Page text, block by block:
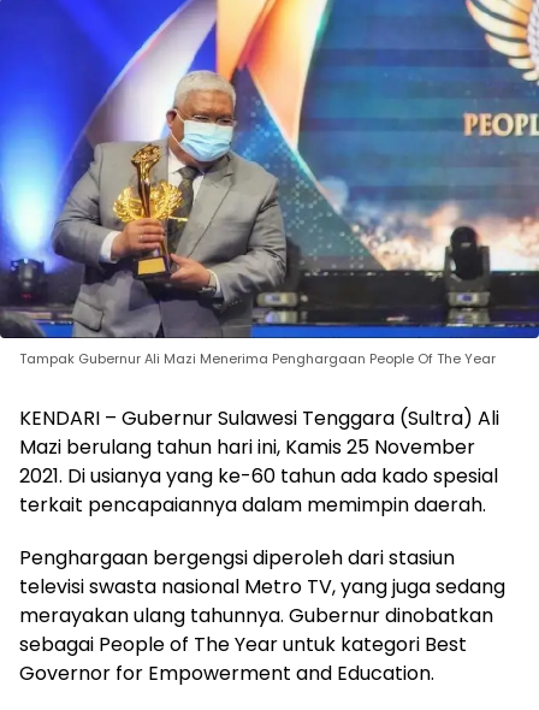
Tampak Gubernur Ali Mazi Menerima Penghargaan People Of The Year
KENDARI – Gubernur Sulawesi Tenggara (Sultra) Ali
Mazi berulang tahun hari ini, Kamis 25 November
2021. Di usianya yang ke-60 tahun ada kado spesial
terkait pencapaiannya dalam memimpin daerah.
Penghargaan bergengsi diperoleh dari stasiun
televisi swasta nasional Metro TV, yang juga sedang
merayakan ulang tahunnya. Gubernur dinobatkan
sebagai People of The Year untuk kategori Best
Governor for Empowerment and Education.